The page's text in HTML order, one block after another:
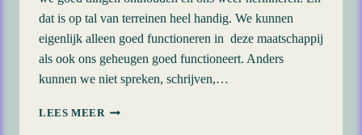
dat is op tal van terreinen heel handig. We kunnen
eigenlijk alleen goed functioneren in deze maatschappij
als ook ons geheugen goed functioneert. Anders
kunnen we niet spreken, schrijven,…
LEES MEER Y9